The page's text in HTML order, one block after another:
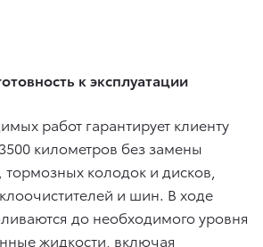
к эксплуатации
работ гарантирует клиенту
километров без замены
колодок и дисков,
и шин. В ходе
до необходимого уровня
жидкости, включая